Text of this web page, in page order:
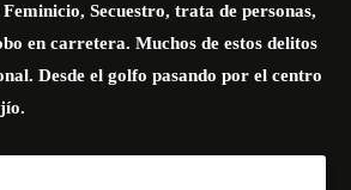
Secuestro, trata de personas,
en carretera. Muchos de estos delitos
Desde el golfo pasando por el centro